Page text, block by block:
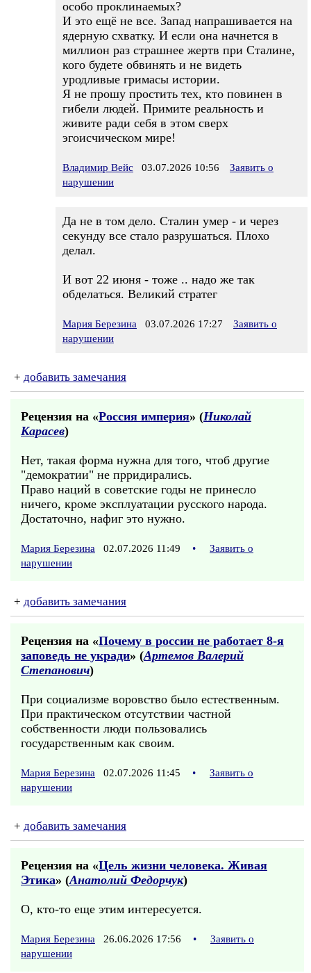
особо проклинаемых?
И это ещё не все. Запад напрашивается на
ядерную схватку. И если она начнется в
миллион раз страшнее жертв при Сталине,
кого будете обвинять и не видеть
уродливые гримасы истории.
Я не прошу простить тех, кто повинен в
гибели людей. Примите реальность и
живите ради себя в этом сверх
эгоисчическом мире!
Владимир Вейс 03.07.2026 10:56
Заявить о
нарушении
Да не в том дело. Сталин умер - и через
секунду все стало разрушаться. Плохо
делал.
И вот 22 июня - тоже .. надо же так
обделаться. Великий стратег
Мария Березина 03.07.2026 17:27
Заявить о
нарушении
+ добавить замечания
Рецензия на «Россия империя» (Николай
Карасев)
Нет, такая форма нужна для того, чтоб другие
"демократии" не прридирались.
Право наций в советские годы не принесло
ничего, кроме эксплуатации русского народа.
Достаточно, нафиг это нужно.
Мария Березина 02.07.2026 11:49 •
Заявить о
нарушении
+ добавить замечания
Рецензия на «Почему в россии не работает 8-я
заповедь не укради» (Артемов Валерий
Степанович)
При социализме воровство было естественным.
При практическом отсутствии частной
собственности люди пользовались
государственным как своим.
Мария Березина 02.07.2026 11:45 •
Заявить о
нарушении
+ добавить замечания
Рецензия на «Цель жизни человека. Живая
Этика» (Анатолий Федорчук)
О, кто-то еще этим интересуется.
Мария Березина 26.06.2026 17:56 •
Заявить о
нарушении